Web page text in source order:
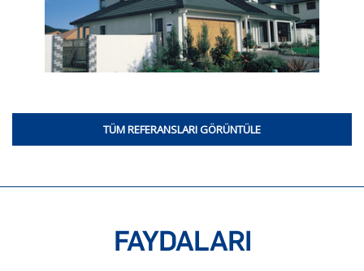
TÜM REFERANSLARI GÖRÜNTÜLE
FAYDALARI